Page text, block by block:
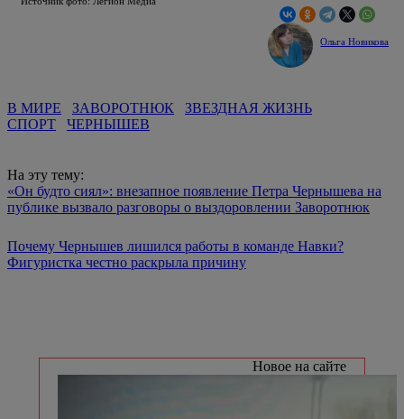
Ольга Новикова
В МИРЕ ЗАВОРОТНЮК
ЗВЕЗДНАЯ ЖИЗНЬ
СПОРТ
ЧЕРНЫШЕВ
На эту тему:
«Он будто сиял»: внезапное появление Петра Чернышева на
публике вызвало разговоры о выздоровлении Заворотнюк
Почему Чернышев лишился работы в команде Навки?
Фигуристка честно раскрыла причину
Новое на сайте